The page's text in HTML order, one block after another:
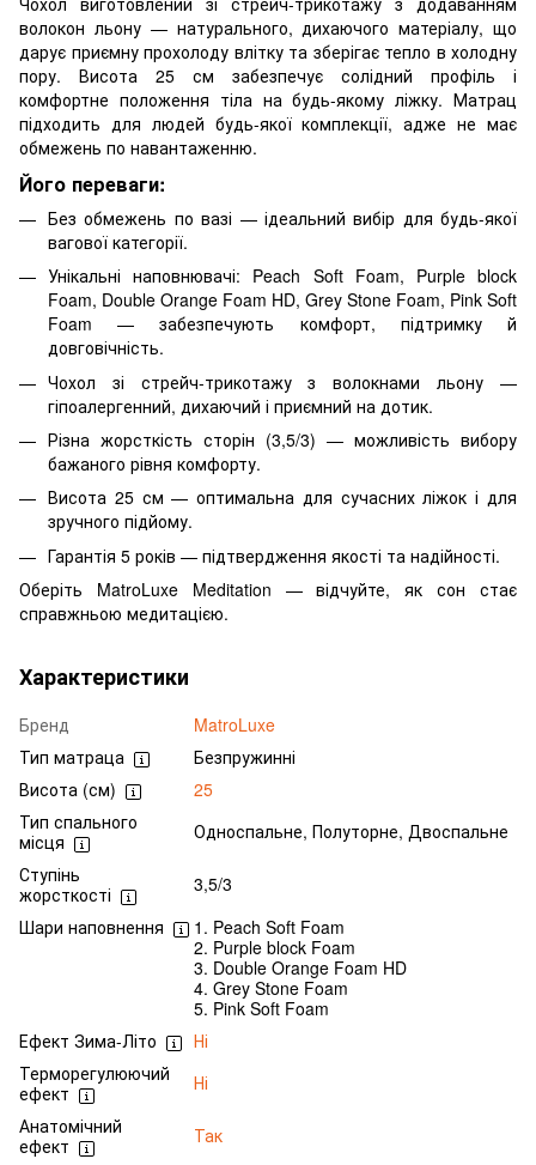
волокон льону — натурального, дихаючого матеріалу, що
дарує приємну прохолоду влітку та зберігає тепло в холодну
пору. Висота 25 см забезпечує солідний профіль і
комфортне положення тіла на будь-якому ліжку. Матрац
підходить для людей будь-якої комплекції, адже не має
обмежень по навантаженню.
Його переваги:
Без обмежень по вазі — ідеальний вибір для будь-якої
вагової категорії.
Унікальні наповнювачі: Peach Soft Foam, Purple block
Foam, Double Orange Foam HD, Grey Stone Foam, Pink Soft
Foam — забезпечують комфорт, підтримку й
довговічність.
Чохол зі стрейч-трикотажу з волокнами льону —
гіпоалергенний, дихаючий і приємний на дотик.
Різна жорсткість сторін (3,5/3) — можливість вибору
бажаного рівня комфорту.
Висота 25 см — оптимальна для сучасних ліжок і для
зручного підйому.
Гарантія 5 років — підтвердження якості та надійності.
Оберіть MatroLuxe Meditation — відчуйте, як сон стає
справжньою медитацією.
Характеристики
Бренд
MatroLuxe
Тип матраца
Безпружинні
Висота (см)
25
Тип спального
місця
Односпальне, Полуторне, Двоспальне
Ступінь
жорсткості
3,5/3
Шари наповнення
1. Peach Soft Foam
2. Purple block Foam
3. Double Orange Foam HD
4. Grey Stone Foam
5. Pink Soft Foam
Ефект Зима-Літо
Ні
Терморегулюючий
ефект
Ні
Анатомічний
ефект
Так